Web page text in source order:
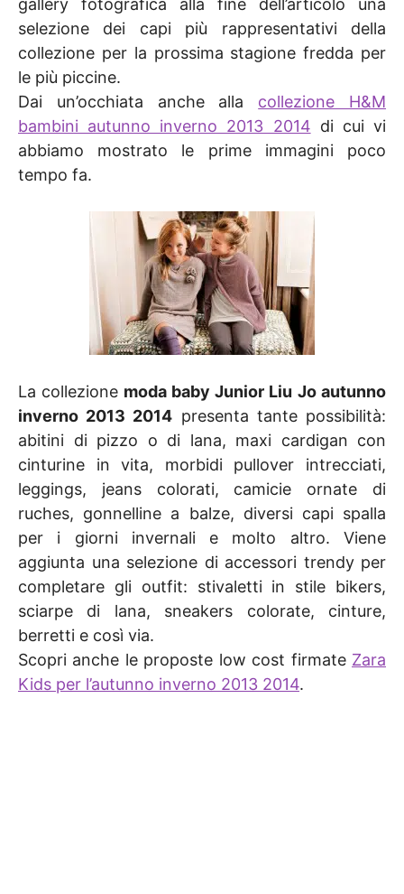
gallery fotografica alla fine dell’articolo una
selezione dei capi più rappresentativi della
collezione per la prossima stagione fredda per
le più piccine.
Dai un’occhiata anche alla collezione H&M
bambini autunno inverno 2013 2014 di cui vi
abbiamo mostrato le prime immagini poco
tempo fa.
La collezione moda baby Junior Liu Jo autunno
inverno 2013 2014 presenta tante possibilità:
abitini di pizzo o di lana, maxi cardigan con
cinturine in vita, morbidi pullover intrecciati,
leggings, jeans colorati, camicie ornate di
ruches, gonnelline a balze, diversi capi spalla
per i giorni invernali e molto altro. Viene
aggiunta una selezione di accessori trendy per
completare gli outfit: stivaletti in stile bikers,
sciarpe di lana, sneakers colorate, cinture,
berretti e così via.
Scopri anche le proposte low cost firmate Zara
Kids per l’autunno inverno 2013 2014.